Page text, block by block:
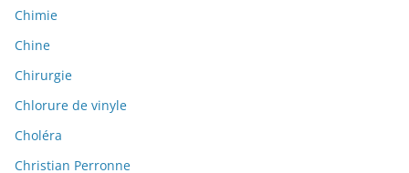
Chimie
Chine
Chirurgie
Chlorure de vinyle
Choléra
Christian Perronne